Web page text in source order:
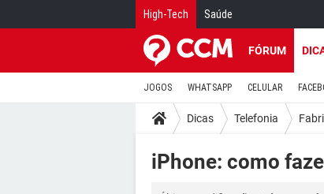
High-Tech Saúde
FÓRUM
JOGOS WHATSAPP CELULAR
Dicas Telefonia
iPhone: como